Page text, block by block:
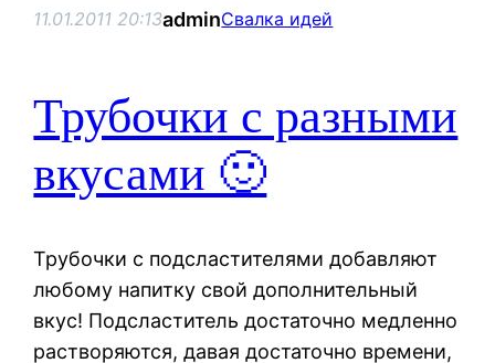
11.01.2011 20:13adminСвалка идей
Трубочки с разными
вкусами 🙂
Трубочки с подсластителями добавляют
любому напитку свой дополнительный
вкус! Подсластитель достаточно медленно
растворяются, давая достаточно времени,